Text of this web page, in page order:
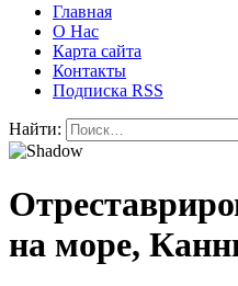
Главная
О Нас
Карта сайта
Контакты
Подписка RSS
Найти:
на море,